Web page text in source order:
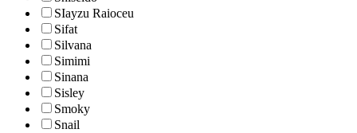
SIayzu Raioceu
Sifat
Silvana
Simimi
Sinana
Sisley
Smoky
Snail